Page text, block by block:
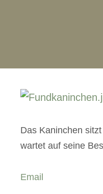
Das Kaninchen
wartet auf seine
Email